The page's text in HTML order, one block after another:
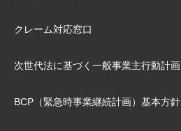
クレーム対応窓口
次世代法に基づく⼀般事業主⾏動計画
BCP（緊急時事業継続計画）基本⽅針